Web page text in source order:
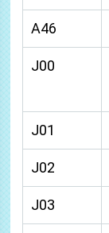
A46
J00
J01
J02
J03